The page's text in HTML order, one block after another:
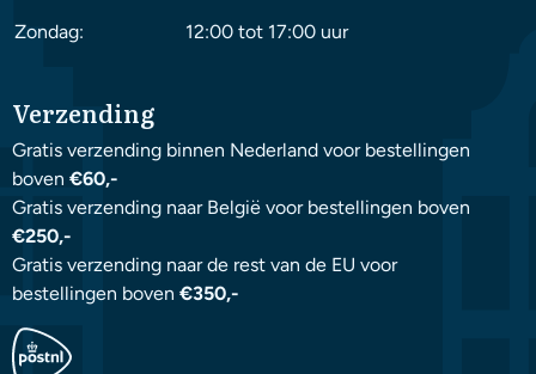
Zondag:
12:00 tot 17:00 uur
Verzending
Gratis verzending binnen Nederland voor bestellingen
boven €60,-
Gratis verzending naar België voor bestellingen boven
€250,-
Gratis verzending naar de rest van de EU voor
bestellingen boven €350,-